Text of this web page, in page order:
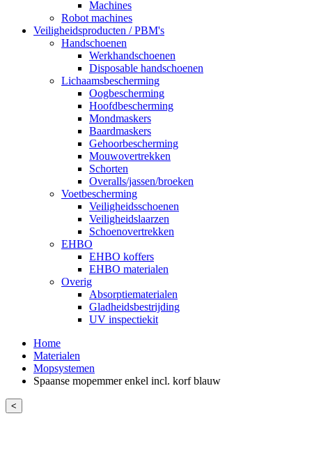
Machines
Robot machines
Veiligheidsproducten / PBM's
Handschoenen
Werkhandschoenen
Disposable handschoenen
Lichaamsbescherming
Oogbescherming
Hoofdbescherming
Mondmaskers
Baardmaskers
Gehoorbescherming
Mouwovertrekken
Schorten
Overalls/jassen/broeken
Voetbescherming
Veiligheidsschoenen
Veiligheidslaarzen
Schoenovertrekken
EHBO
EHBO koffers
EHBO materialen
Overig
Absorptiematerialen
Gladheidsbestrijding
UV inspectiekit
Home
Materialen
Mopsystemen
Spaanse mopemmer enkel incl. korf blauw
<